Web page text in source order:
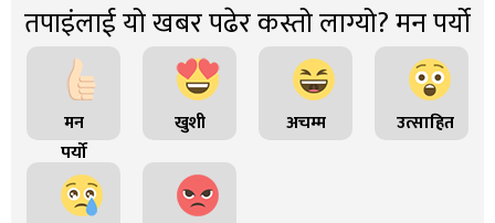
तपाइंलाई यो खबर पढेर कस्तो लाग्यो? मन पर्यो
मन
पर्यो
खुशी अचम्म उत्साहित